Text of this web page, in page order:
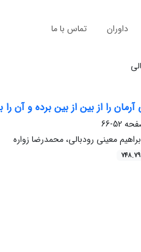
داوران تماس با ما
را از بین از بین برده و آن
52-66
معینی رودبالی، محمدرضا زواره